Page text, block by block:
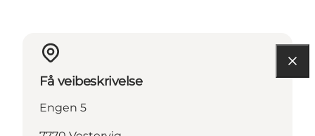
Få veibeskrivelse
Engen 5